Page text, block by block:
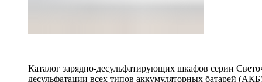
Каталог зарядно-десульфатирующих шкафов серии
десульфатации всех типов аккумуляторных батарей